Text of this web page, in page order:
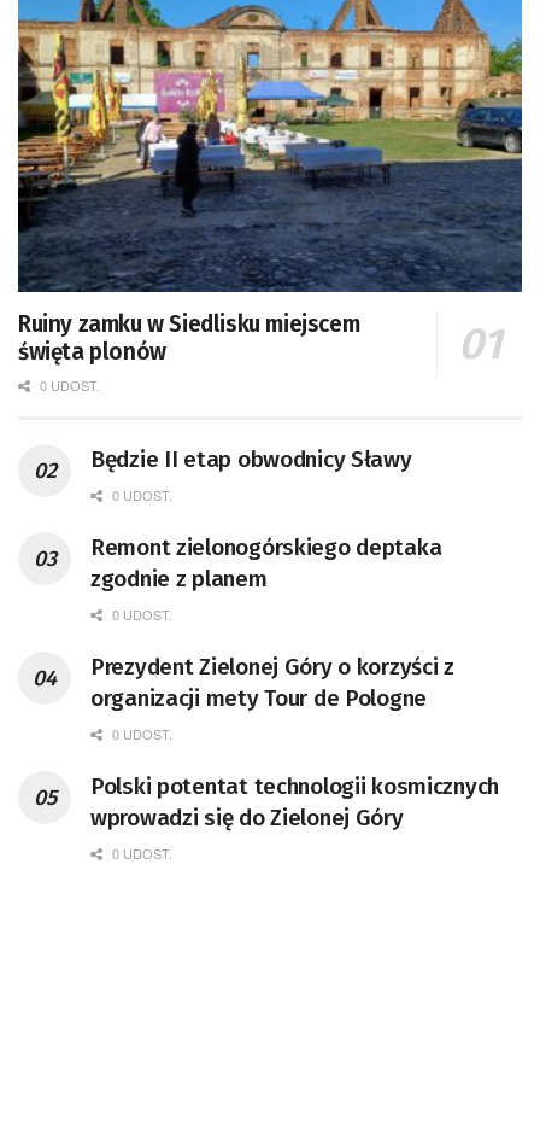
Ruiny zamku w Siedlisku miejscem
święta plonów
0 UDOST.
Będzie II etap obwodnicy Sławy
0 UDOST.
Remont zielonogórskiego deptaka
zgodnie z planem
0 UDOST.
Prezydent Zielonej Góry o korzyści z
organizacji mety Tour de Pologne
0 UDOST.
Polski potentat technologii kosmicznych
wprowadzi się do Zielonej Góry
0 UDOST.